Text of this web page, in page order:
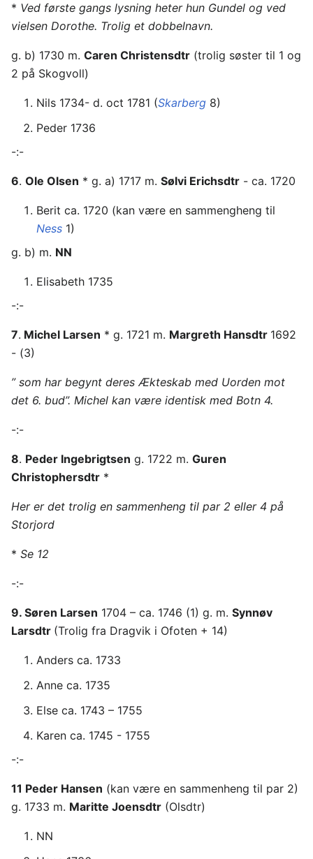
* Ved første gangs lysning heter hun Gundel og ved
vielsen Dorothe. Trolig et dobbelnavn.
g. b) 1730 m. Caren Christensdtr (trolig søster til 1 og
2 på Skogvoll)
Nils 1734- d. oct 1781 (Skarberg 8)
Peder 1736
-:-
6. Ole Olsen * g. a) 1717 m. Sølvi Erichsdtr - ca. 1720
Berit ca. 1720 (kan være en sammengheng til
Ness 1)
g. b) m. NN
Elisabeth 1735
-:-
7. Michel Larsen * g. 1721 m. Margreth Hansdtr 1692
- (3)
” som har begynt deres Ækteskab med Uorden mot
det 6. bud”. Michel kan være identisk med Botn 4.
-:-
8. Peder Ingebrigtsen g. 1722 m. Guren
Christophersdtr *
Her er det trolig en sammenheng til par 2 eller 4 på
Storjord
* Se 12
-:-
9. Søren Larsen 1704 – ca. 1746 (1) g. m. Synnøv
Larsdtr (Trolig fra Dragvik i Ofoten + 14)
Anders ca. 1733
Anne ca. 1735
Else ca. 1743 – 1755
Karen ca. 1745 - 1755
-:-
11 Peder Hansen (kan være en sammenheng til par 2)
g. 1733 m. Maritte Joensdtr (Olsdtr)
NN